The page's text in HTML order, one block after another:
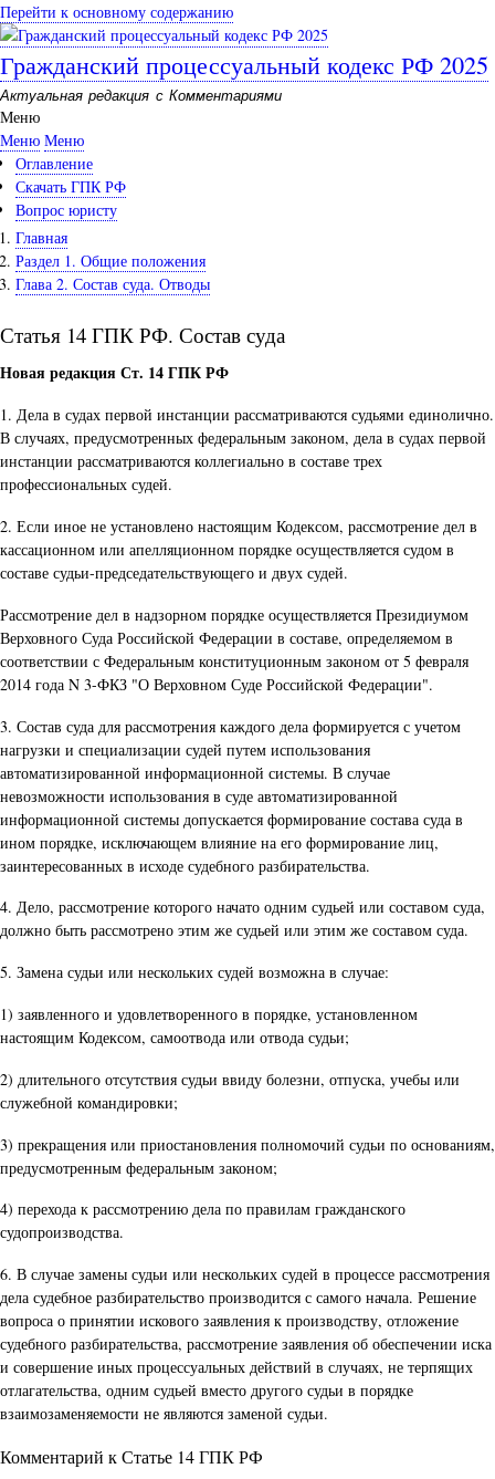
Перейти к основному содержанию
Гражданский процессуальный кодекс РФ 2025
Актуальная редакция с Комментариями
Меню
Меню Меню
Оглавление
Скачать ГПК РФ
Вопрос юристу
Главная
Раздел 1. Общие положения
Глава 2. Состав суда. Отводы
Статья 14 ГПК РФ. Состав суда
Новая редакция Ст. 14 ГПК РФ
1. Дела в судах первой инстанции рассматриваются судьями единолично.
В случаях, предусмотренных федеральным законом, дела в судах первой
инстанции рассматриваются коллегиально в составе трех
профессиональных судей.
2. Если иное не установлено настоящим Кодексом, рассмотрение дел в
кассационном или апелляционном порядке осуществляется судом в
составе судьи-председательствующего и двух судей.
Рассмотрение дел в надзорном порядке осуществляется Президиумом
Верховного Суда Российской Федерации в составе, определяемом в
соответствии с Федеральным конституционным законом от 5 февраля
2014 года N 3-ФКЗ "О Верховном Суде Российской Федерации".
3. Состав суда для рассмотрения каждого дела формируется с учетом
нагрузки и специализации судей путем использования
автоматизированной информационной системы. В случае
невозможности использования в суде автоматизированной
информационной системы допускается формирование состава суда в
ином порядке, исключающем влияние на его формирование лиц,
заинтересованных в исходе судебного разбирательства.
4. Дело, рассмотрение которого начато одним судьей или составом суда,
должно быть рассмотрено этим же судьей или этим же составом суда.
5. Замена судьи или нескольких судей возможна в случае:
1) заявленного и удовлетворенного в порядке, установленном
настоящим Кодексом, самоотвода или отвода судьи;
2) длительного отсутствия судьи ввиду болезни, отпуска, учебы или
служебной командировки;
3) прекращения или приостановления полномочий судьи по основаниям,
предусмотренным федеральным законом;
4) перехода к рассмотрению дела по правилам гражданского
судопроизводства.
6. В случае замены судьи или нескольких судей в процессе рассмотрения
дела судебное разбирательство производится с самого начала. Решение
вопроса о принятии искового заявления к производству, отложение
судебного разбирательства, рассмотрение заявления об обеспечении иска
и совершение иных процессуальных действий в случаях, не терпящих
отлагательства, одним судьей вместо другого судьи в порядке
взаимозаменяемости не являются заменой судьи.
Комментарий к Статье 14 ГПК РФ